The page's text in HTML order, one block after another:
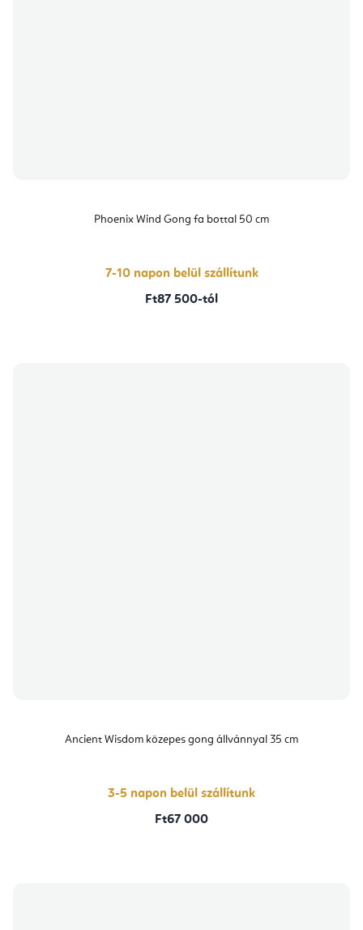
Phoenix Wind Gong fa bottal 50 cm
7-10 napon belül szállítunk
Ft87 500-tól
Ancient Wisdom közepes gong állvánnyal 35 cm
3-5 napon belül szállítunk
Ft67 000